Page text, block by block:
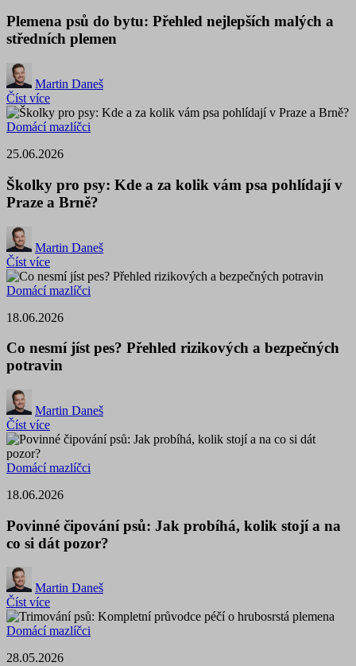
Plemena psů do bytu: Přehled nejlepších malých a
středních plemen
Martin Daneš
Číst více
Domácí mazlíčci
25.06.2026
Školky pro psy: Kde a za kolik vám psa pohlídají v
Praze a Brně?
Martin Daneš
Číst více
Domácí mazlíčci
18.06.2026
Co nesmí jíst pes? Přehled rizikových a bezpečných
potravin
Martin Daneš
Číst více
Domácí mazlíčci
18.06.2026
Povinné čipování psů: Jak probíhá, kolik stojí a na
co si dát pozor?
Martin Daneš
Číst více
Domácí mazlíčci
28.05.2026